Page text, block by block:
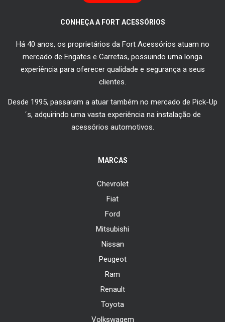
CONHEÇA A FORT ACESSÓRIOS
Há 40 anos, os proprietários da Fort Acessórios atuam no
mercado de Engates e Carretas, possuindo uma longa
experiência para oferecer qualidade e segurança a seus
clientes.
Desde 1995, passaram a atuar também no mercado de Pick-Up
´s, adquirindo uma vasta experiência na instalação de
acessórios automotivos.
MARCAS
Chevrolet
Fiat
Ford
Mitsubishi
Nissan
Peugeot
Ram
Renault
Toyota
Volkswagem